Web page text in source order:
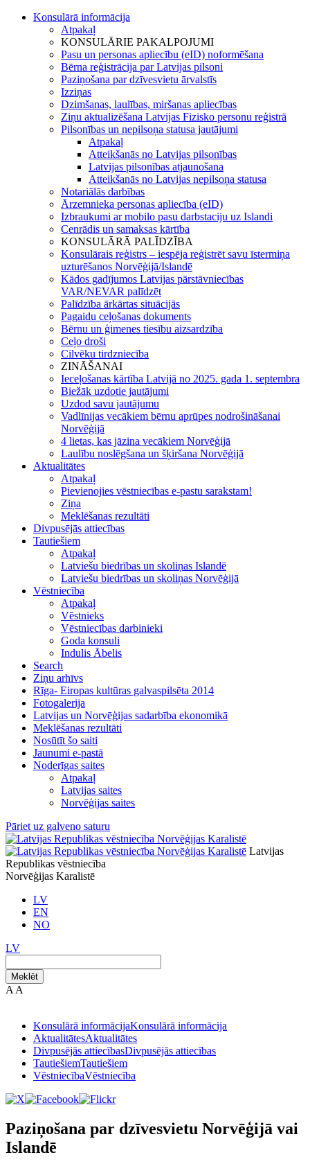
Konsulārā informācija
Atpakaļ
KONSULĀRIE PAKALPOJUMI
Pasu un personas apliecību (eID) noformēšana
Bērna reģistrācija par Latvijas pilsoni
Paziņošana par dzīvesvietu ārvalstīs
Izziņas
Dzimšanas, laulības, miršanas apliecības
Ziņu aktualizēšana Latvijas Fizisko personu reģistrā
Pilsonības un nepilsoņa statusa jautājumi
Atpakaļ
Atteikšanās no Latvijas pilsonības
Latvijas pilsonības atjaunošana
Atteikšanās no Latvijas nepilsoņa statusa
Notariālās darbības
Ārzemnieka personas apliecība (eID)
Izbraukumi ar mobilo pasu darbstaciju uz Islandi
Cenrādis un samaksas kārtība
KONSULĀRĀ PALĪDZĪBA
Konsulārais reģistrs – iespēja reģistrēt savu īstermiņa
uzturēšanos Norvēģijā/Islandē
Kādos gadījumos Latvijas pārstāvniecības
VAR/NEVAR palīdzēt
Palīdzība ārkārtas situācijās
Pagaidu ceļošanas dokuments
Bērnu un ģimenes tiesību aizsardzība
Ceļo droši
Cilvēku tirdzniecība
ZINĀŠANAI
Ieceļošanas kārtība Latvijā no 2025. gada 1. septembra
Biežāk uzdotie jautājumi
Uzdod savu jautājumu
Vadlīnijas vecākiem bērnu aprūpes nodrošināšanai
Norvēģijā
4 lietas, kas jāzina vecākiem Norvēģijā
Laulību noslēgšana un šķiršana Norvēģijā
Aktualitātes
Atpakaļ
Pievienojies vēstniecības e-pastu sarakstam!
Ziņa
Meklēšanas rezultāti
Divpusējās attiecības
Tautiešiem
Atpakaļ
Latviešu biedrības un skoliņas Islandē
Latviešu biedrības un skoliņas Norvēģijā
Vēstniecība
Atpakaļ
Vēstnieks
Vēstniecības darbinieki
Goda konsuli
Indulis Ābelis
Search
Ziņu arhīvs
Rīga- Eiropas kultūras galvaspilsēta 2014
Fotogalerija
Latvijas un Norvēģijas sadarbība ekonomikā
Meklēšanas rezultāti
Nosūtīt šo saiti
Jaunumi e-pastā
Noderīgas saites
Atpakaļ
Latvijas saites
Norvēģijas saites
Pāriet uz galveno saturu
Latvijas
Republikas vēstniecība
Norvēģijas Karalistē
LV
EN
NO
LV
Meklēt
A A
Konsulārā informācijaKonsulārā informācija
AktualitātesAktualitātes
Divpusējās attiecībasDivpusējās attiecības
TautiešiemTautiešiem
VēstniecībaVēstniecība
Paziņošana par dzīvesvietu Norvēģijā vai
Islandē